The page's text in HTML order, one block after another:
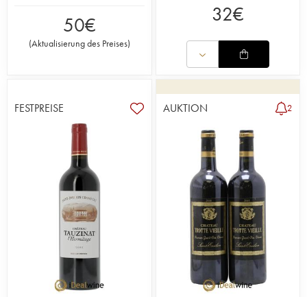
50€
(Aktualisierung des Preises)
32€
FESTPREISE AUKTION 2